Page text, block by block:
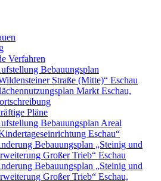
Verfahren
Bebauungsplan
Straße (Mitte)“ Eschau
Markt Eschau,
Pläne
Bebauungsplan Areal
Eschau“
Bebauungsplan „Steinig und
Großer Trieb“ Eschau
Bebauungsplan „Steinig und
Großer Trieb“ Eschau,